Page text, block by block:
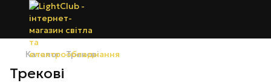
Каталог Трекові
Трекові